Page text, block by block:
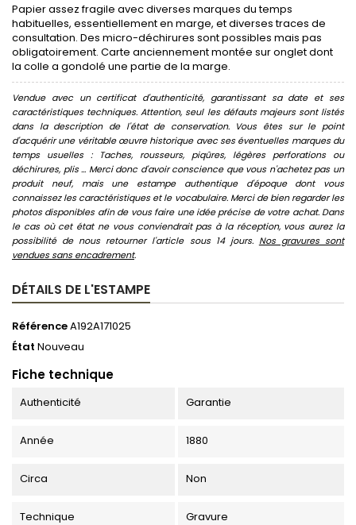
Papier assez fragile avec diverses marques du temps
habituelles, essentiellement en marge, et diverses traces de
consultation. Des micro-déchirures sont possibles mais pas
obligatoirement. Carte anciennement montée sur onglet dont
la colle a gondolé une partie de la marge.
Vendue avec un certificat d'authenticité, garantissant sa date et ses
caractéristiques techniques. Attention, seul les défauts majeurs sont listés
dans la description de l'état de conservation. Vous êtes sur le point
d'acquérir une véritable œuvre historique avec ses éventuelles marques du
temps usuelles : Taches, rousseurs, piqûres, légères perforations ou
déchirures, plis ... Merci donc d'avoir conscience que vous n'achetez pas un
produit neuf, mais une estampe authentique d'époque dont vous
connaissez les caractéristiques et le vocabulaire. Merci de bien regarder les
photos disponibles afin de vous faire une idée précise de votre achat. Dans
le cas où cet état ne vous conviendrait pas à la réception, vous aurez la
possibilité de nous retourner l'article sous 14 jours. Nos gravures sont
vendues sans encadrement.
DÉTAILS DE L'ESTAMPE
RéférenceA192A171025
État Nouveau
Fiche technique
Authenticité Garantie
Année 1880
Circa Non
Technique Gravure